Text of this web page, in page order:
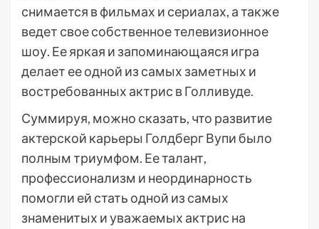
снимается в фильмах и сериалах, а также
ведет свое собственное телевизионное
шоу. Ее яркая и запоминающаяся игра
делает ее одной из самых заметных и
востребованных актрис в Голливуде.
Суммируя, можно сказать, что развитие
актерской карьеры Голдберг Вупи было
полным триумфом. Ее талант,
профессионализм и неординарность
помогли ей стать одной из самых
знаменитых и уважаемых актрис на